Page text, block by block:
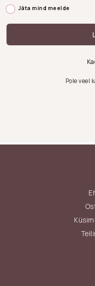
Jäta mind meelde
Pole veel